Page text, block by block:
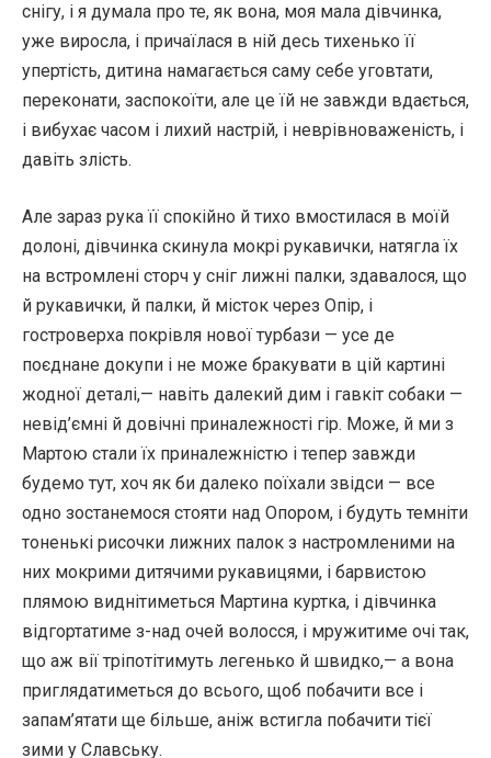
снігу, і я думала про те, як вона, моя мала дівчинка,
уже виросла, і причаїлася в ній десь тихенько її
упертість, дитина намагається саму себе уговтати,
переконати, заспокоїти, але це їй не завжди вдається,
і вибухає часом і лихий настрій, і неврівноваженість, і
давіть злість.
Але зараз рука її спокійно й тихо вмостилася в моїй
долоні, дівчинка скинула мокрі рукавички, натягла їх
на встромлені сторч у сніг лижні палки, здавалося, що
й рукавички, й палки, й місток через Опір, і
гостроверха покрівля нової турбази — усе де
поєднане докупи і не може бракувати в цій картині
жодної деталі,— навіть далекий дим і гавкіт собаки —
невід’ємні й довічні приналежності гір. Може, й ми з
Мартою стали їх приналежністю і тепер завжди
будемо тут, хоч як би далеко поїхали звідси — все
одно зостанемося стояти над Опором, і будуть темніти
тоненькі рисочки лижних палок з настромленими на
них мокрими дитячими рукавицями, і барвистою
плямою виднітиметься Мартина куртка, і дівчинка
відгортатиме з-над очей волосся, і мружитиме очі так,
що аж вії тріпотітимуть легенько й швидко,— а вона
приглядатиметься до всього, щоб побачити все і
запам’ятати ще більше, аніж встигла побачити тієї
зими у Славську.